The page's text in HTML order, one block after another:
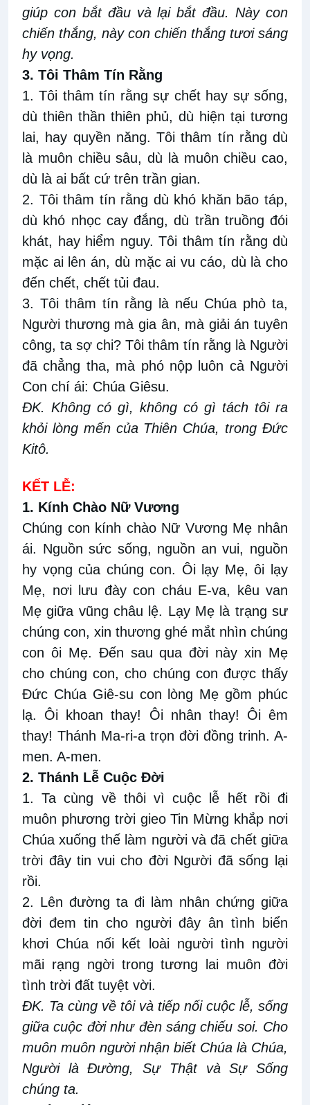
giúp con bắt đầu và lại bắt đầu. Này con
chiến thắng, này con chiến thắng tươi sáng
hy vọng.
3. Tôi Thâm Tín Rằng
1. Tôi thâm tín rằng sự chết hay sự sống,
dù thiên thần thiên phủ, dù hiện tại tương
lai, hay quyền năng. Tôi thâm tín rằng dù
là muôn chiều sâu, dù là muôn chiều cao,
dù là ai bất cứ trên trần gian.
2. Tôi thâm tín rằng dù khó khăn bão táp,
dù khó nhọc cay đắng, dù trần truồng đói
khát, hay hiểm nguy. Tôi thâm tín rằng dù
mặc ai lên án, dù mặc ai vu cáo, dù là cho
đến chết, chết tủi đau.
3. Tôi thâm tín rằng là nếu Chúa phò ta,
Người thương mà gia ân, mà giải án tuyên
công, ta sợ chi? Tôi thâm tín rằng là Người
đã chẳng tha, mà phó nộp luôn cả Người
Con chí ái: Chúa Giêsu.
ĐK. Không có gì, không có gì tách tôi ra
khỏi lòng mến của Thiên Chúa, trong Ðức
Kitô.
KẾT LỄ:
1. Kính Chào Nữ Vương
Chúng con kính chào Nữ Vương Mẹ nhân
ái. Nguồn sức sống, nguồn an vui, nguồn
hy vọng của chúng con. Ôi lạy Mẹ, ôi lạy
Mẹ, nơi lưu đày con cháu E-va, kêu van
Mẹ giữa vũng châu lệ. Lạy Mẹ là trạng sư
chúng con, xin thương ghé mắt nhìn chúng
con ôi Mẹ. Đến sau qua đời này xin Mẹ
cho chúng con, cho chúng con được thấy
Đức Chúa Giê-su con lòng Mẹ gồm phúc
lạ. Ôi khoan thay! Ôi nhân thay! Ôi êm
thay! Thánh Ma-ri-a trọn đời đồng trinh. A-
men. A-men.
2. Thánh Lễ Cuộc Đời
1. Ta cùng về thôi vì cuộc lễ hết rồi đi
muôn phương trời gieo Tin Mừng khắp nơi
Chúa xuống thế làm người và đã chết giữa
trời đây tin vui cho đời Người đã sống lại
rồi.
2. Lên đường ta đi làm nhân chứng giữa
đời đem tin cho người đây ân tình biển
khơi Chúa nối kết loài người tình người
mãi rạng ngời trong tương lai muôn đời
tình trời đất tuyệt vời.
ĐK. Ta cùng về tôi và tiếp nối cuộc lễ, sống
giữa cuộc đời như đèn sáng chiếu soi. Cho
muôn muôn người nhận biết Chúa là Chúa,
Người là Đường, Sự Thật và Sự Sống
chúng ta.